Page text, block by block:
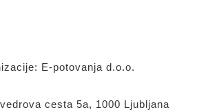
E-potovanja d.o.o.
cesta 5a, 1000 Ljubljana